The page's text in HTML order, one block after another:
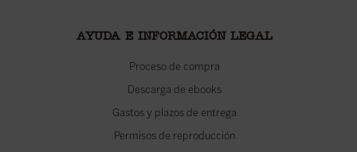
AYUDA E INFORMACIÓN LEGAL
Proceso de compra
Descarga de ebooks
Gastos y plazos de entrega
Permisos de reproducción